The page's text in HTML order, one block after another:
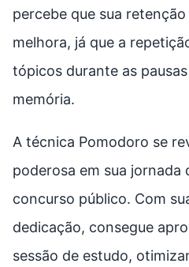
percebe que sua
melhora, já que a
tópicos durante as
memória.
A técnica Pomodoro se
poderosa em sua jornada
concurso público. Com
dedicação, consegue
sessão de estudo,